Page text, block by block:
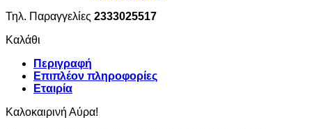
Τηλ. Παραγγελίες 2333025517
Καλάθι
Περιγραφή
Επιπλέον πληροφορίες
Εταιρία
Καλοκαιρινή Αύρα!